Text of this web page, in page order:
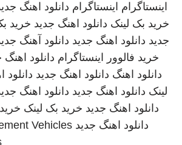
اینستاگرام اینستاگرام دانلود اهنگ
خرید بک لینک دانلود اهنگ جدید خرید
جدید دانلود اهنگ جدید دانلود آهنگ
خرید فالوور اینستاگرام دانلود اهنگ
دانلود اهنگ دانلود اهنگ جدید دانلود
لینک دانلود اهنگ جدید دانلود اهنگ
دانلود اهنگ جدید خرید بک لینک
دانلود اهنگ جدید Vehicles